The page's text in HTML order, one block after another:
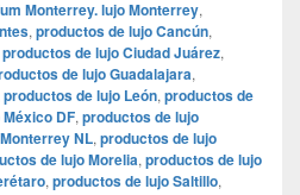
Monterrey. lujo Monterrey,
, productos de lujo Cancún,
productos de lujo Ciudad Juárez,
de lujo Guadalajara,
productos de lujo León, productos de
DF, productos de lujo
NL, productos de lujo
de lujo Morelia, productos de lujo
, productos de lujo Saltillo,